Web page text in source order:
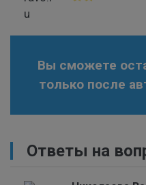
Вы сможете
только после
Ответы на